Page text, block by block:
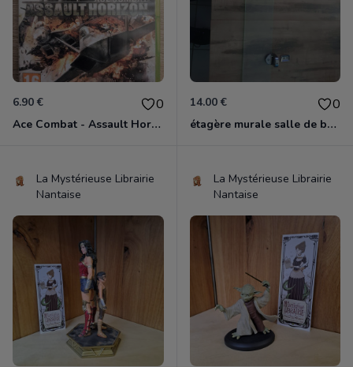
6.90 € 0
Ace Combat - Assault Horizon Xbox 360
14.00 € 0
étagère murale salle de bain
La Mystérieuse Librairie
Nantaise
La Mystérieuse Librairie
Nantaise